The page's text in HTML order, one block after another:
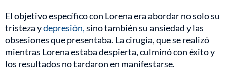
El objetivo específico con Lorena era abordar no solo su
tristeza ydepresión,sino también su ansiedad y las
obsesiones que presentaba. La cirugía, que se realizó
mientras Lorena estaba despierta, culminó con éxito y
los resultados no tardaron en manifestarse.